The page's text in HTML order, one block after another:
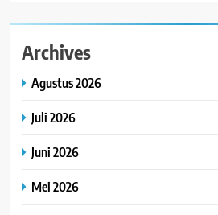
Archives
Agustus 2026
Juli 2026
Juni 2026
Mei 2026